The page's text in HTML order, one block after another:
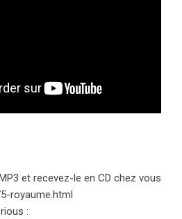
et recevez-le en CD chez vous
royaume.html
: